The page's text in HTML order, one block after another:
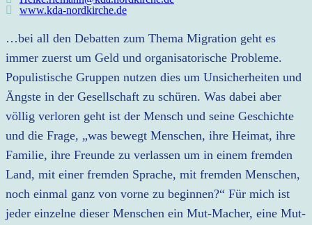
www.kda-nordkirche.de
…bei all den Debatten zum Thema Migration geht es
immer zuerst um Geld und organisatorische Probleme.
Populistische Gruppen nutzen dies um Unsicherheiten und
Ängste in der Gesellschaft zu schüren. Was dabei aber
völlig verloren geht ist der Mensch und seine Geschichte
und die Frage, „was bewegt Menschen, ihre Heimat, ihre
Familie, ihre Freunde zu verlassen um in einem fremden
Land, mit einer fremden Sprache, mit fremden Menschen,
noch einmal ganz von vorne zu beginnen?“ Für mich ist
jeder einzelne dieser Menschen ein Mut-Macher, eine Mut-